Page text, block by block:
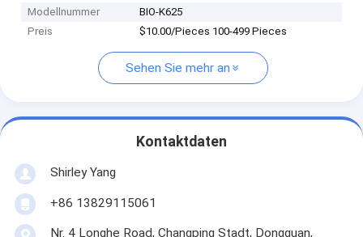
Modellnummer
BIO-K625
Preis
$10.00/Pieces 100-499 Pieces
Sehen Sie mehr an
Kontaktdaten
Shirley Yang
+86 13829115061
Nr. 4 Longhe Road, Changping Stadt, Dongguan,